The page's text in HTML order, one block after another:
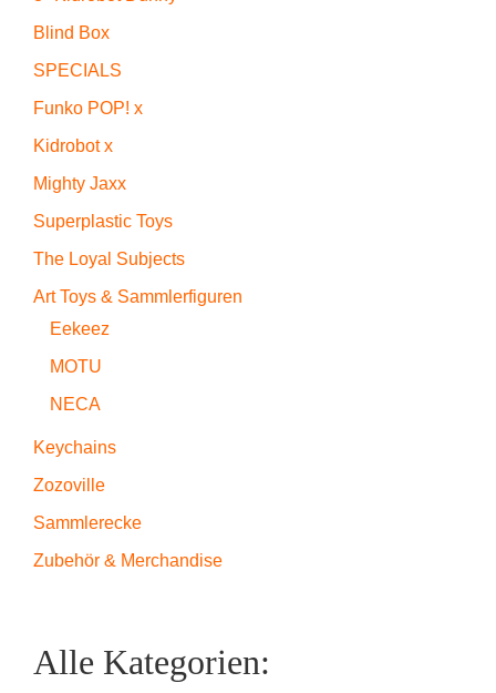
Blind Box
SPECIALS
Funko POP! x
Kidrobot x
Mighty Jaxx
Superplastic Toys
The Loyal Subjects
Art Toys & Sammlerfiguren
Eekeez
MOTU
NECA
Keychains
Zozoville
Sammlerecke
Zubehör & Merchandise
Alle Kategorien: